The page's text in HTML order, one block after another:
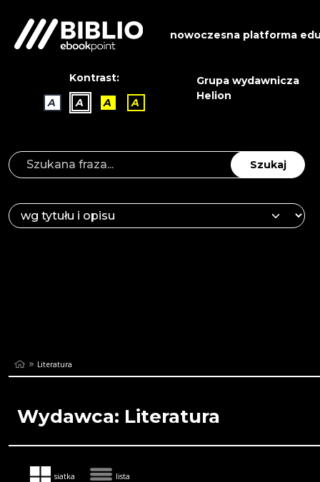
nowoczesna platforma
Kontrast:
A
A A A
Grupa wydawnicza
Helion
Szukaj
Literatura
Wydawca: Literatura
siatka lista